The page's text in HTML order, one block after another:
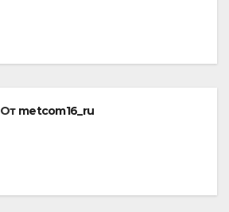
От metcom16_ru